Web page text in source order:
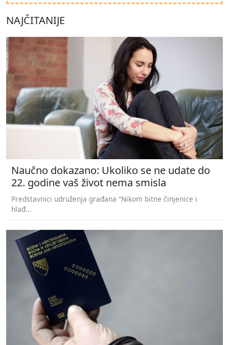
NAJČITANIJE
Naučno dokazano: Ukoliko se ne udate do
22. godine vaš život nema smisla
Predstavnici udruženja građana “Nikom bitne činjenice i
hlađ...